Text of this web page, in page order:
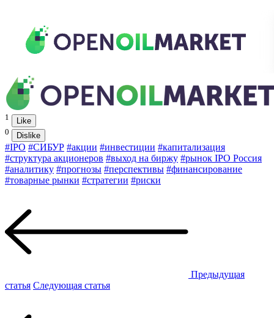
1
Like
0
Dislike
#IPO #СИБУР #акции #инвестиции #капитализация
#структура акционеров #выход на биржу #рынок IPO Россия
#аналитику #прогнозы #перспективы #финансирование
#товарные рынки #стратегии #риски
Предыдущая
статья Следующая статья